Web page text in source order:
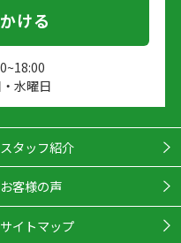
ける
水曜日
スタッフ紹介
お客様の声
サイトマップ